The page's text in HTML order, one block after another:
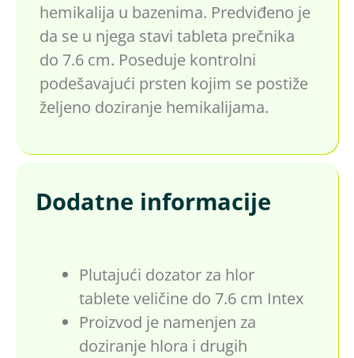
hemikalija u bazenima. Predviđeno je
da se u njega stavi tableta prečnika
do 7.6 cm. Poseduje kontrolni
podešavajući prsten kojim se postiže
željeno doziranje hemikalijama.
Dodatne informacije
Plutajući dozator za hlor
tablete veličine do 7.6 cm Intex
Proizvod je namenjen za
doziranje hlora i drugih